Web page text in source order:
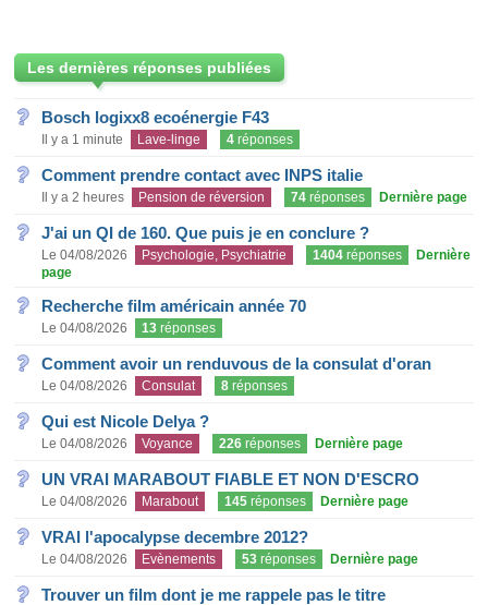
Les dernières réponses publiées
Bosch logixx8 ecoénergie F43
Il y a 1 minute Lave-linge 4 réponses
Comment prendre contact avec INPS italie
Il y a 2 heures Pension de réversion 74 réponses Dernière page
J'ai un QI de 160. Que puis je en conclure ?
Le 04/08/2026 Psychologie, Psychiatrie 1404 réponses
Dernière
page
Recherche film américain année 70
Le 04/08/2026 13 réponses
Comment avoir un renduvous de la consulat d'oran
Le 04/08/2026 Consulat 8 réponses
Qui est Nicole Delya ?
Le 04/08/2026 Voyance 226 réponses Dernière page
UN VRAI MARABOUT FIABLE ET NON D'ESCRO
Le 04/08/2026 Marabout 145 réponses Dernière page
VRAI l'apocalypse decembre 2012?
Le 04/08/2026 Evènements 53 réponses Dernière page
Trouver un film dont je me rappele pas le titre